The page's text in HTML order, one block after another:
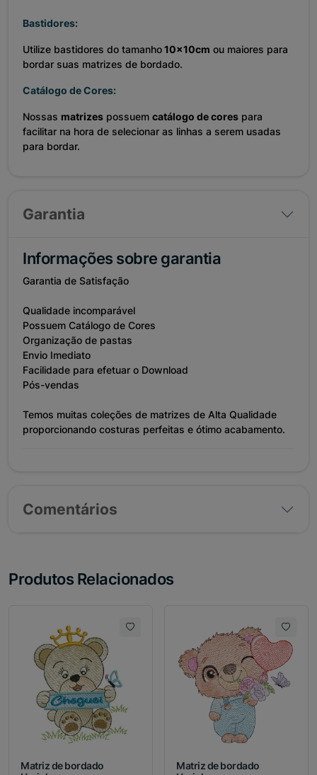
Bastidores:
Utilize bastidores do tamanho10x10cm ou maiores para
bordar suas matrizes de bordado.
Catálogo de Cores:
Nossas matrizes possuem catálogo de cores para
facilitar na hora de selecionar as linhas a serem usadas
para bordar.
Garantia
Informações sobre garantia
Garantia de Satisfação
Qualidade incomparável
Possuem Catálogo de Cores
Organização de pastas
Envio Imediato
Facilidade para efetuar o Download
Pós-vendas
Temos muitas coleções de matrizes de Alta Qualidade
proporcionando costuras perfeitas e ótimo acabamento.
Comentários
Produtos Relacionados
Matriz de bordado
Matriz de bordado